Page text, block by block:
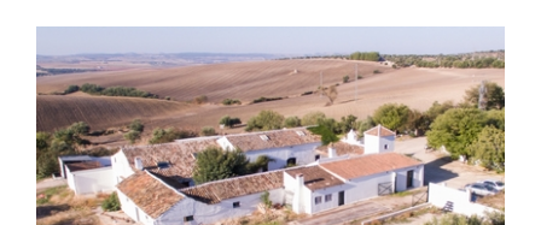
Bornos
El Frente Popular. Ubrique, febrero-julio 1936
Juntar las letras. La alfabetización en el campo: del
afán de saber a la autogestión